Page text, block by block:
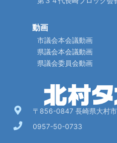
動画
市議会本会議動画
県議会本会議動画
県議会委員会動画
〒856-0847 長崎県大村
0957-50-0733